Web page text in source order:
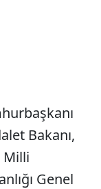
Bakanı,
Milli
Genel